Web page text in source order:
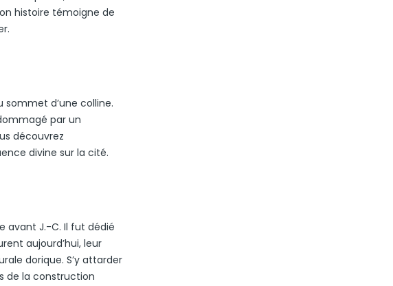
histoire témoigne de
sommet d’une colline.
par un
découvrez
divine sur la cité.
avant J.-C. Il fut dédié
aujourd’hui, leur
dorique. S’y attarder
de la construction